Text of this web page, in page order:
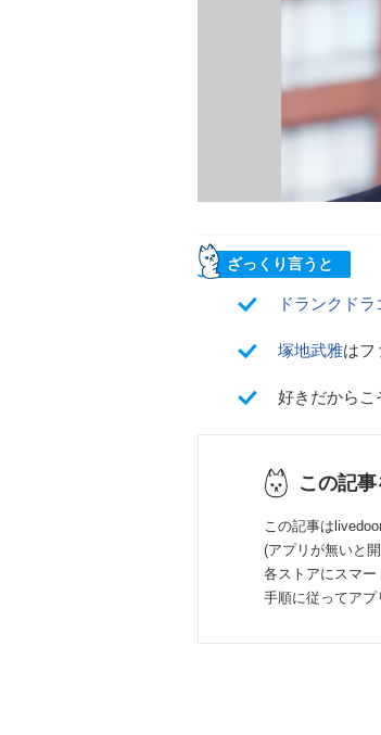
ざっくり言うと
ドランクドラ
塚地武雅はフ
好きだからこ
この記
この記事は
(アプリが無いと
各ストアにスマー
手順に従ってアプ